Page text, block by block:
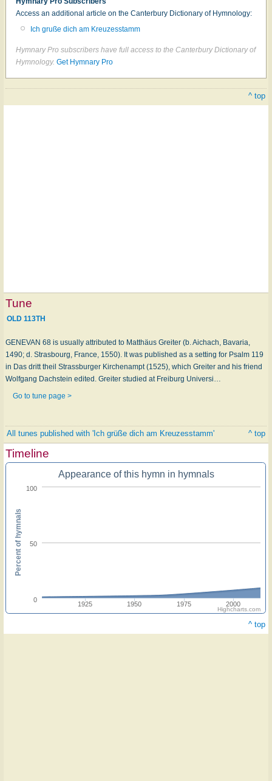
Access an additional article on the Canterbury Dictionary of Hymnology:
Ich gruße dich am Kreuzesstamm
Hymnary Pro subscribers have full access to the Canterbury Dictionary of
Hymnology. Get Hymnary Pro
^ top
Tune
OLD 113TH
GENEVAN 68 is usually attributed to Matthäus Greiter (b. Aichach, Bavaria,
1490; d. Strasbourg, France, 1550). It was published as a setting for Psalm 119
in Das dritt theil Strassburger Kirchenampt (1525), which Greiter and his friend
Wolfgang Dachstein edited. Greiter studied at Freiburg Universi…
Go to tune page >
All tunes published with 'Ich grüße dich am Kreuzesstamm' ^ top
Timeline
Appearance of this hymn in hymnals
1925 1950 1975 2000
0
50
100
Percent of hymnals
Highcharts.com
^ top